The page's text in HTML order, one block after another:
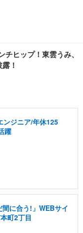
ヒップ！東雲うみ、
！
ンジニア/年休125
躍
に合う!」WEBサイ
町2丁目